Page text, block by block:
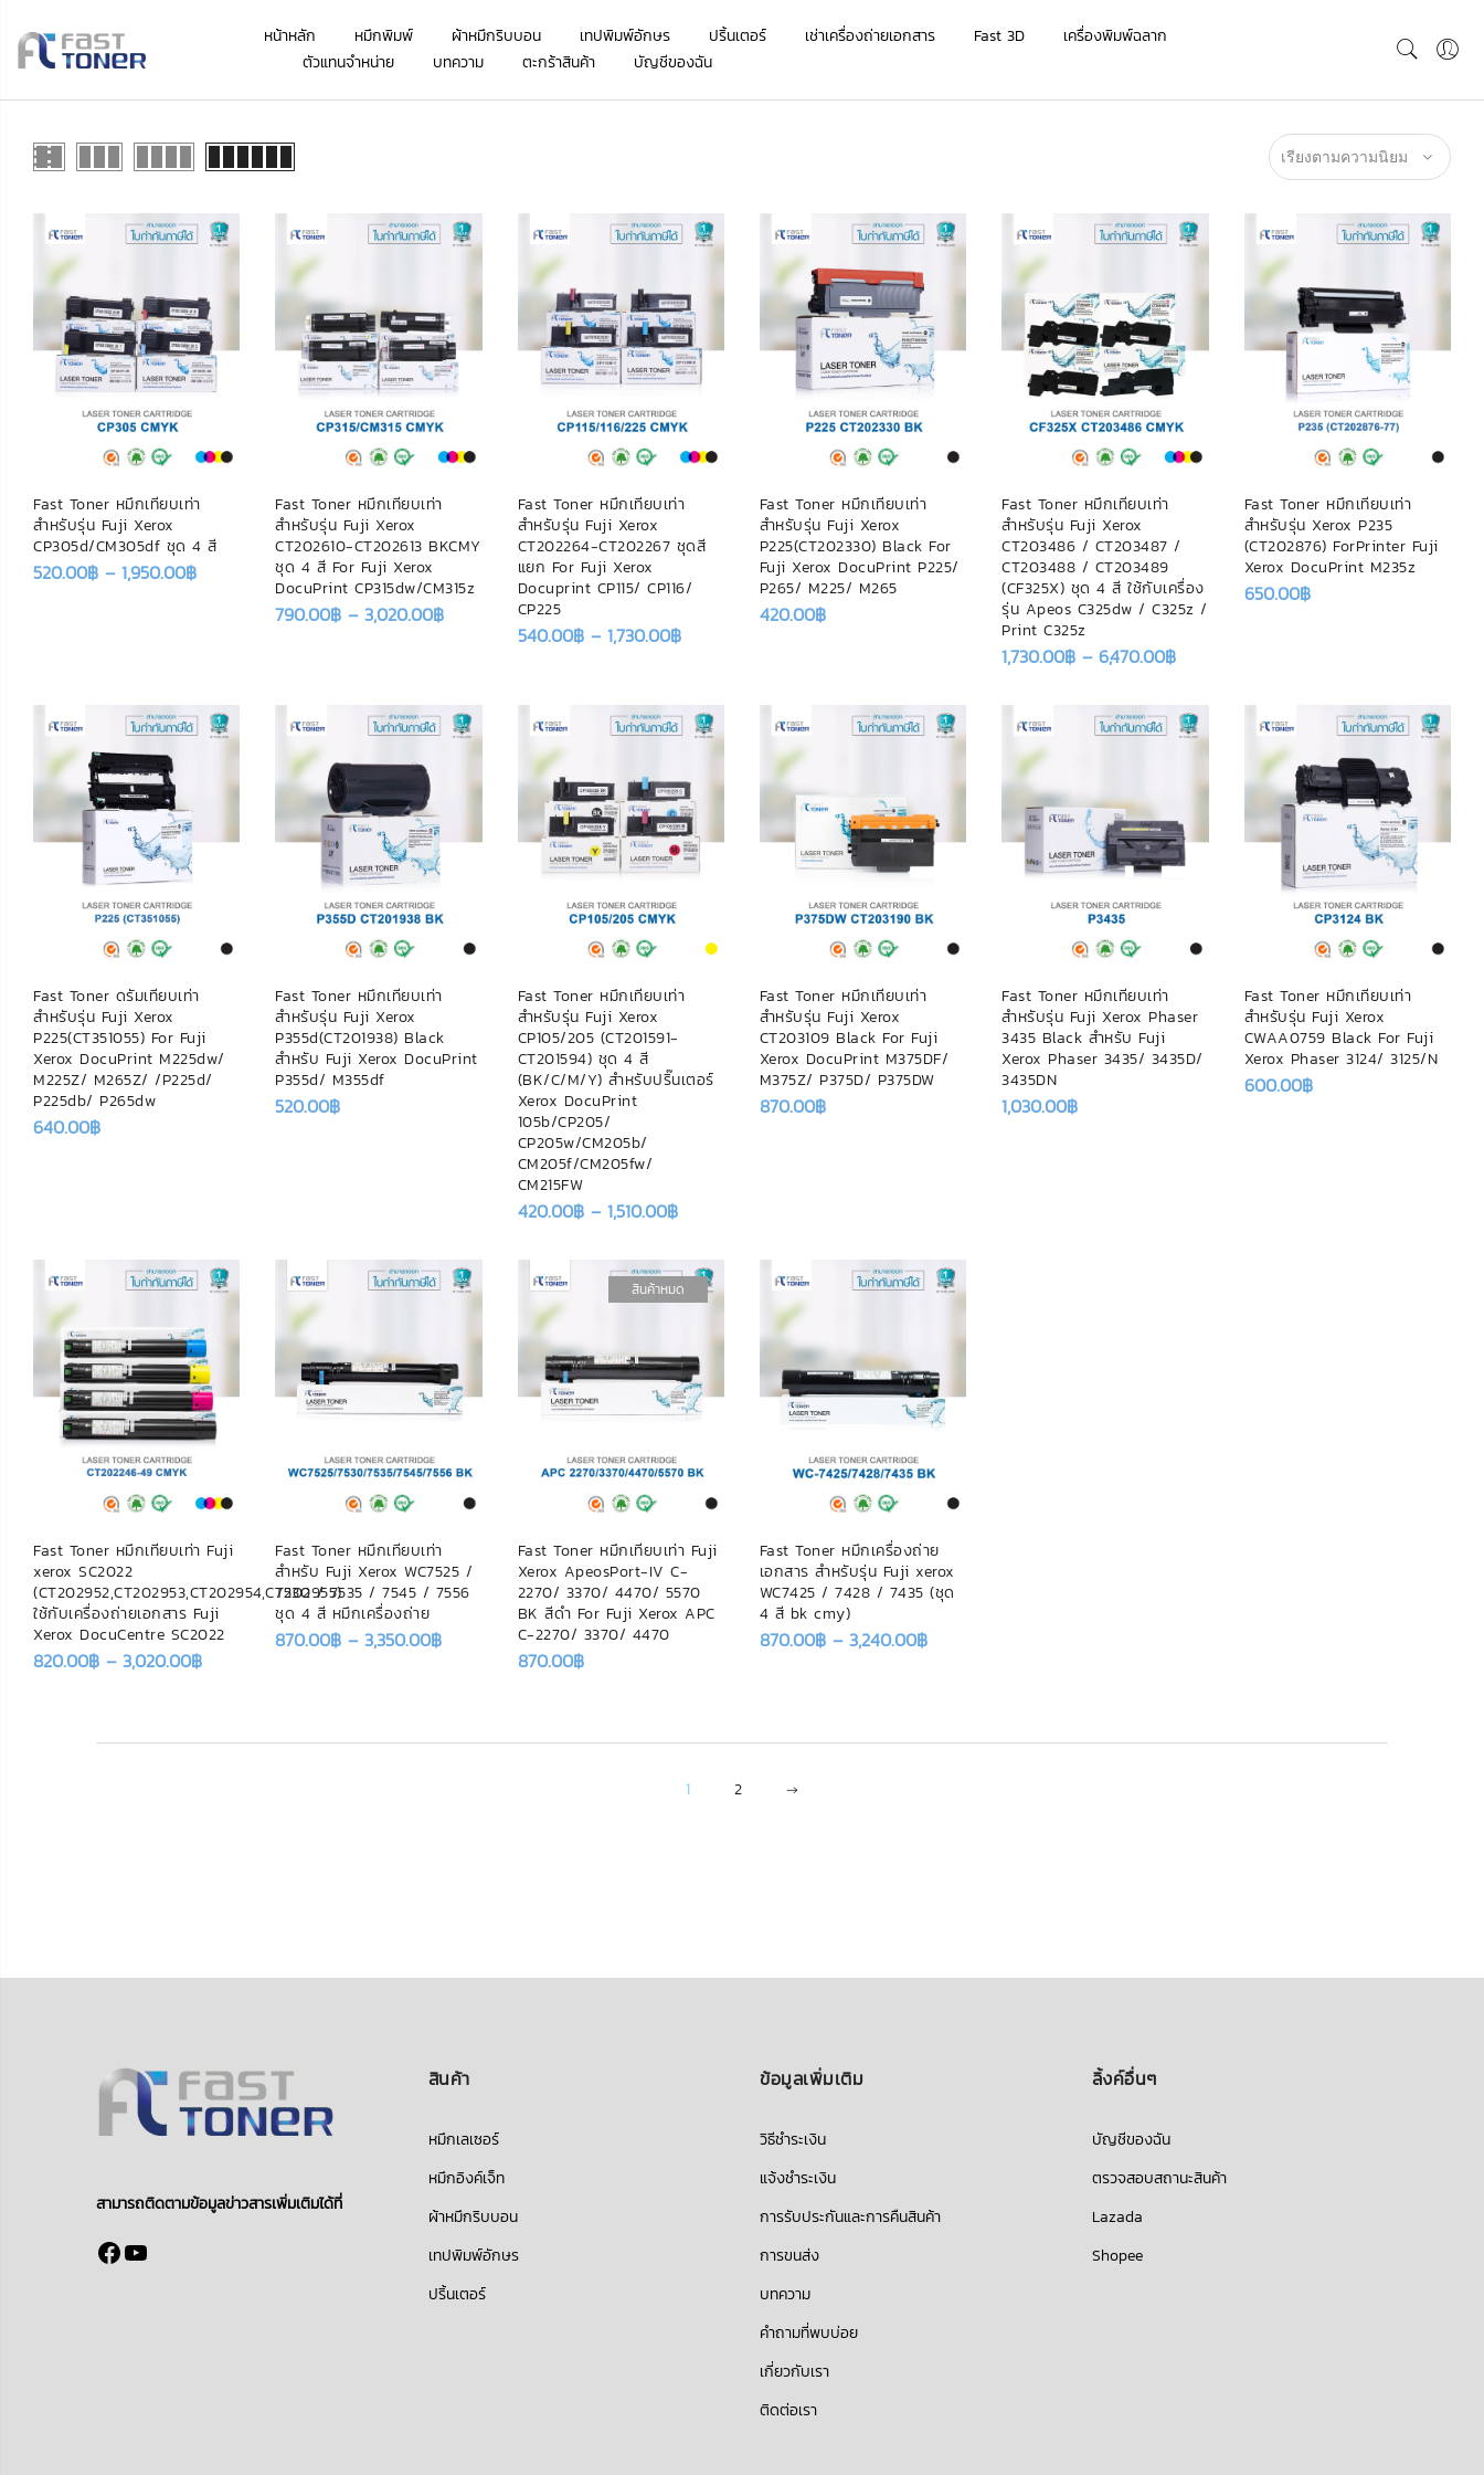
หน้าหลัก หมึกพิมพ์ ผ้าหมึกริบบอน เทปพิมพ์อักษร ปริ้นเตอร์ เช่าเครื่องถ่ายเอกสาร Fast 3D
เครื่องพิมพ์ฉลาก
ตัวแทนจำหน่าย
บทความ ตะกร้าสินค้า บัญชีของฉัน
Fast Toner หมึกเทียบเท่า
สำหรับรุ่น Fuji Xerox
CP305d/CM305df ชุด 4 สี
520.00฿ – 1,950.00฿
Fast Toner หมึกเทียบเท่า
สำหรับรุ่น Fuji Xerox
CT202610-CT202613 BKCMY
ชุด 4 สี For Fuji Xerox
DocuPrint CP315dw/CM315z
790.00฿ –3,020.00฿
Fast Toner หมึกเทียบเท่า
สำหรับรุ่น Fuji Xerox
CT202264-CT202267 ชุดสี
แยก For Fuji Xerox
Docuprint CP115/ CP116/
CP225
540.00฿– 1,730.00฿
Fast Toner หมึกเทียบเท่า
สำหรับรุ่น Fuji Xerox
P225(CT202330) Black For
Fuji Xerox DocuPrint P225/
P265/ M225/ M265
420.00฿
Fast Toner หมึกเทียบเท่า
สำหรับรุ่น Fuji Xerox
CT203486 / CT203487 /
CT203488 / CT203489
(CF325X) ชุด 4 สี ใช้กับเครื่อง
รุ่น Apeos C325dw / C325z /
Print C325z
1,730.00฿ –6,470.00฿
Fast Toner หมึกเทียบเท่า
สำหรับรุ่น Xerox P235
(CT202876) ForPrinter Fuji
Xerox DocuPrint M235z
650.00฿
Fast Toner ดรัมเทียบเท่า
สำหรับรุ่น Fuji Xerox
P225(CT351055) For Fuji
Xerox DocuPrint M225dw/
M225Z/ M265Z/ /P225d/
P225db/ P265dw
640.00฿
Fast Toner หมึกเทียบเท่า
สำหรับรุ่น Fuji Xerox
P355d(CT201938) Black
สำหรับ Fuji Xerox DocuPrint
P355d/ M355df
520.00฿
Fast Toner หมึกเทียบเท่า
สำหรับรุ่น Fuji Xerox
CP105/205 (CT201591-
CT201594) ชุด 4 สี
(BK/C/M/Y) สำหรับปริ๊นเตอร์
Xerox DocuPrint
105b/CP205/
CP205w/CM205b/
CM205f/CM205fw/
CM215FW
420.00฿– 1,510.00฿
Fast Toner หมึกเทียบเท่า
สำหรับรุ่น Fuji Xerox
CT203109 Black For Fuji
Xerox DocuPrint M375DF/
M375Z/ P375D/ P375DW
870.00฿
Fast Toner หมึกเทียบเท่า
สำหรับรุ่น Fuji Xerox Phaser
3435 Black สำหรับ Fuji
Xerox Phaser 3435/ 3435D/
3435DN
1,030.00฿
Fast Toner หมึกเทียบเท่า
สำหรับรุ่น Fuji Xerox
CWAA0759 Black For Fuji
Xerox Phaser 3124/ 3125/N
600.00฿
Fast Toner หมึกเทียบเท่า Fuji
xerox SC2022
(CT202952,CT202953,CT202954,CT202955)
ใช้กับเครื่องถ่ายเอกสาร Fuji
Xerox DocuCentre SC2022
820.00฿ – 3,020.00฿
Fast Toner หมึกเทียบเท่า
สำหรับ Fuji Xerox WC7525 /
7530 / 7535 / 7545 / 7556
ชุด 4 สี หมึกเครื่องถ่าย
870.00฿ –3,350.00฿
สินค้าหมด
Fast Toner หมึกเทียบเท่า Fuji
Xerox ApeosPort-IV C-
2270/ 3370/ 4470/ 5570
BK สีดำ For Fuji Xerox APC
C-2270/ 3370/ 4470
870.00฿
Fast Toner หมึกเครื่องถ่าย
เอกสาร สำหรับรุ่น Fuji xerox
WC7425 / 7428 / 7435 (ชุด
4 สี bk cmy)
870.00฿– 3,240.00฿
1 2 →
สามารถติดตามข้อมูลข่าวสารเพิ่มเติมได้ที่
Facebook
YouTube
สินค้า
หมึกเลเซอร์
หมึกอิงค์เจ็ท
ผ้าหมึกริบบอน
เทปพิมพ์อักษร
ปริ้นเตอร์
ข้อมูลเพิ่มเติม
วิธีชำระเงิน
แจ้งชำระเงิน
การรับประกันและการคืนสินค้า
การขนส่ง
บทความ
คำถามที่พบบ่อย
เกี่ยวกับเรา
ติดต่อเรา
ลิ้งค์อื่นๆ
บัญชีของฉัน
ตรวจสอบสถานะสินค้า
Lazada
Shopee